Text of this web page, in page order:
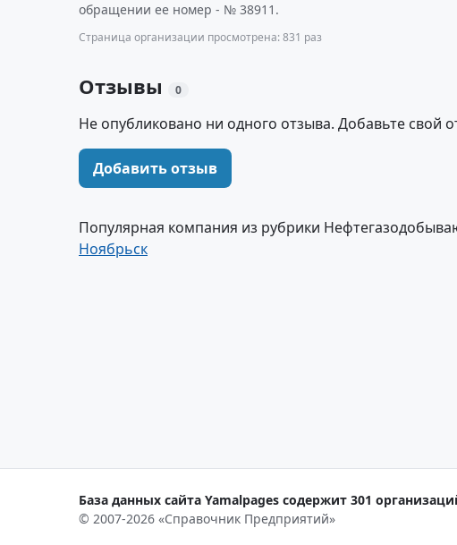
обращении ее номер - № 38911.
Страница организации просмотрена: 831 раз
Отзывы 0
Не опубликовано ни одного отзыва. Добавьте свой
Добавить отзыв
Популярная компания из рубрики
Ноябрьск
База данных сайта Yamalpages содержит 301
© 2007-2026 «Справочник Предприятий»